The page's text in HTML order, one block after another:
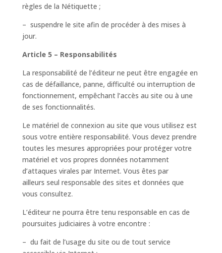
règles de la Nétiquette ;
– suspendre le site afin de procéder à des mises à
jour.
Article 5 – Responsabilités
La responsabilité de l’éditeur ne peut être engagée en
cas de défaillance, panne, difficulté ou interruption de
fonctionnement, empêchant l’accès au site ou à une
de ses fonctionnalités.
Le matériel de connexion au site que vous utilisez est
sous votre entière responsabilité. Vous devez prendre
toutes les mesures appropriées pour protéger votre
matériel et vos propres données notamment
d’attaques virales par Internet. Vous êtes par
ailleurs seul responsable des sites et données que
vous consultez.
L’éditeur ne pourra être tenu responsable en cas de
poursuites judiciaires à votre encontre :
– du fait de l’usage du site ou de tout service